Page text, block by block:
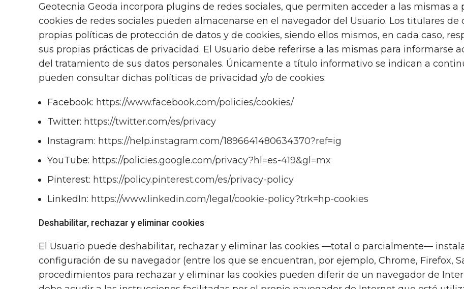
Geotecnia Geoda incorpora plugins de redes sociales, que permiten acceder a las mismas a
cookies de redes sociales pueden almacenarse en el navegador del Usuario. Los titulares de
propias políticas de protección de datos y de cookies, siendo ellos mismos, en cada caso,
sus propias prácticas de privacidad. El Usuario debe referirse a las mismas para informarse
del tratamiento de sus datos personales. Únicamente a título informativo se indican a
pueden consultar dichas políticas de privacidad y/o de cookies:
Facebook: https://www.facebook.com/policies/cookies/
Twitter: https://twitter.com/es/privacy
Instagram: https://help.instagram.com/1896641480634370?ref=ig
YouTube: https://policies.google.com/privacy?hl=es-419&gl=mx
Pinterest: https://policy.pinterest.com/es/privacy-policy
LinkedIn: https://www.linkedin.com/legal/cookie-policy?trk=hp-cookies
Deshabilitar, rechazar y eliminar cookies
El Usuario puede deshabilitar, rechazar y eliminar las cookies —total o parcialmente—
configuración de su navegador (entre los que se encuentran, por ejemplo, Chrome, Firefox,
procedimientos para rechazar y eliminar las cookies pueden diferir de un navegador de